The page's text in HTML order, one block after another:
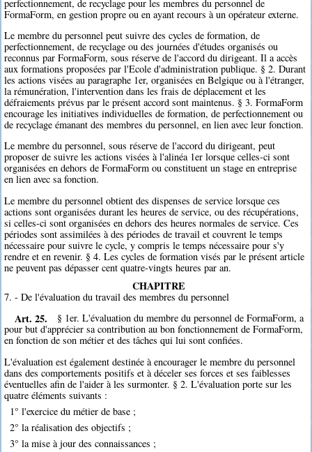
perfectionnement, de recyclage pour les membres du personnel de
FormaForm, en gestion propre ou en ayant recours à un opérateur externe.
Le membre du personnel peut suivre des cycles de formation, de
perfectionnement, de recyclage ou des journées d'études organisés ou
reconnus par FormaForm, sous réserve de l'accord du dirigeant. Il a accès
aux formations proposées par l'Ecole d'administration publique. § 2. Durant
les actions visées au paragraphe 1er, organisées en Belgique ou à l'étranger,
la rémunération, l'intervention dans les frais de déplacement et les
défraiements prévus par le présent accord sont maintenus. § 3. FormaForm
encourage les initiatives individuelles de formation, de perfectionnement ou
de recyclage émanant des membres du personnel, en lien avec leur fonction.
Le membre du personnel, sous réserve de l'accord du dirigeant, peut
proposer de suivre les actions visées à l'alinéa 1er lorsque celles-ci sont
organisées en dehors de FormaForm ou constituent un stage en entreprise
en lien avec sa fonction.
Le membre du personnel obtient des dispenses de service lorsque ces
actions sont organisées durant les heures de service, ou des récupérations,
si celles-ci sont organisées en dehors des heures normales de service. Ces
périodes sont assimilées à des périodes de travail et couvrent le temps
nécessaire pour suivre le cycle, y compris le temps nécessaire pour s'y
rendre et en revenir. § 4. Les cycles de formation visés par le présent article
ne peuvent pas dépasser cent quatre-vingts heures par an.
CHAPITRE
7. - De l'évaluation du travail des membres du personnel
Art. 25.
§ 1er. L'évaluation du membre du personnel de FormaForm, a
pour but d'apprécier sa contribution au bon fonctionnement de FormaForm,
en fonction de son métier et des tâches qui lui sont confiées.
L'évaluation est également destinée à encourager le membre du personnel
dans des comportements positifs et à déceler ses forces et ses faiblesses
éventuelles afin de l'aider à les surmonter. § 2. L'évaluation porte sur les
quatre éléments suivants :
1° l'exercice du métier de base ;
2° la réalisation des objectifs ;
3° la mise à jour des connaissances ;